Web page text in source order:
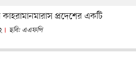
প্রদেশের একটি
ছবি: এএফপি